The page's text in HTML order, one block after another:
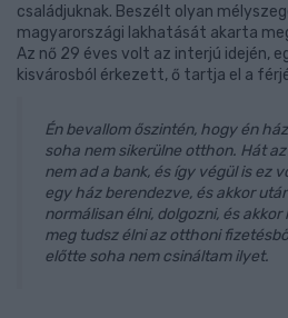
családjuknak. Beszélt olyan
magyarországi lakhatását akarta
Az nő 29 éves volt az interjú idején,
kisvárosból érkezett, ő tartja el a
Én bevallom őszintén, hogy én
soha nem sikerülne otthon. Hát
nem ad a bank, és így végül is ez
egy ház berendezve, és akkor
normálisan élni, dolgozni, és
meg tudsz élni az otthoni
előtte soha nem csináltam ilyet.